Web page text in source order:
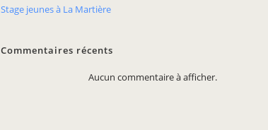
Stage jeunes à La Martière
Commentaires récents
Aucun commentaire à afficher.